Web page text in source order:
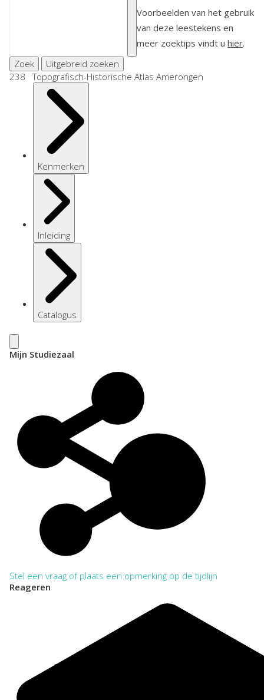
Voorbeelden van het gebruik
van deze leestekens en
meer zoektips vindt u hier.
Zoek
Uitgebreid zoeken
238 Topografisch-Historische Atlas Amerongen
Kenmerken
Inleiding
Catalogus
Mijn Studiezaal
Stel een vraag of plaats een opmerking op de tijdlijn
Reageren